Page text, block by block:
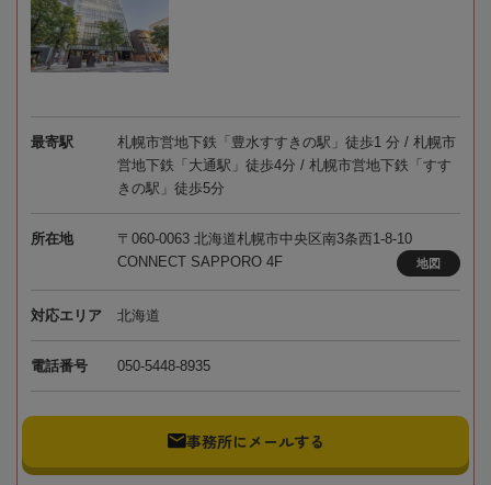
最寄駅
札幌市営地下鉄「豊水すすきの駅」徒歩1 分 / 札幌市
営地下鉄「大通駅」徒歩4分 / 札幌市営地下鉄「すす
きの駅」徒歩5分
所在地
〒060-0063 北海道札幌市中央区南3条西1-8-10
CONNECT SAPPORO 4F
地図
対応エリア 北海道
電話番号 050-5448-8935
事務所にメールする